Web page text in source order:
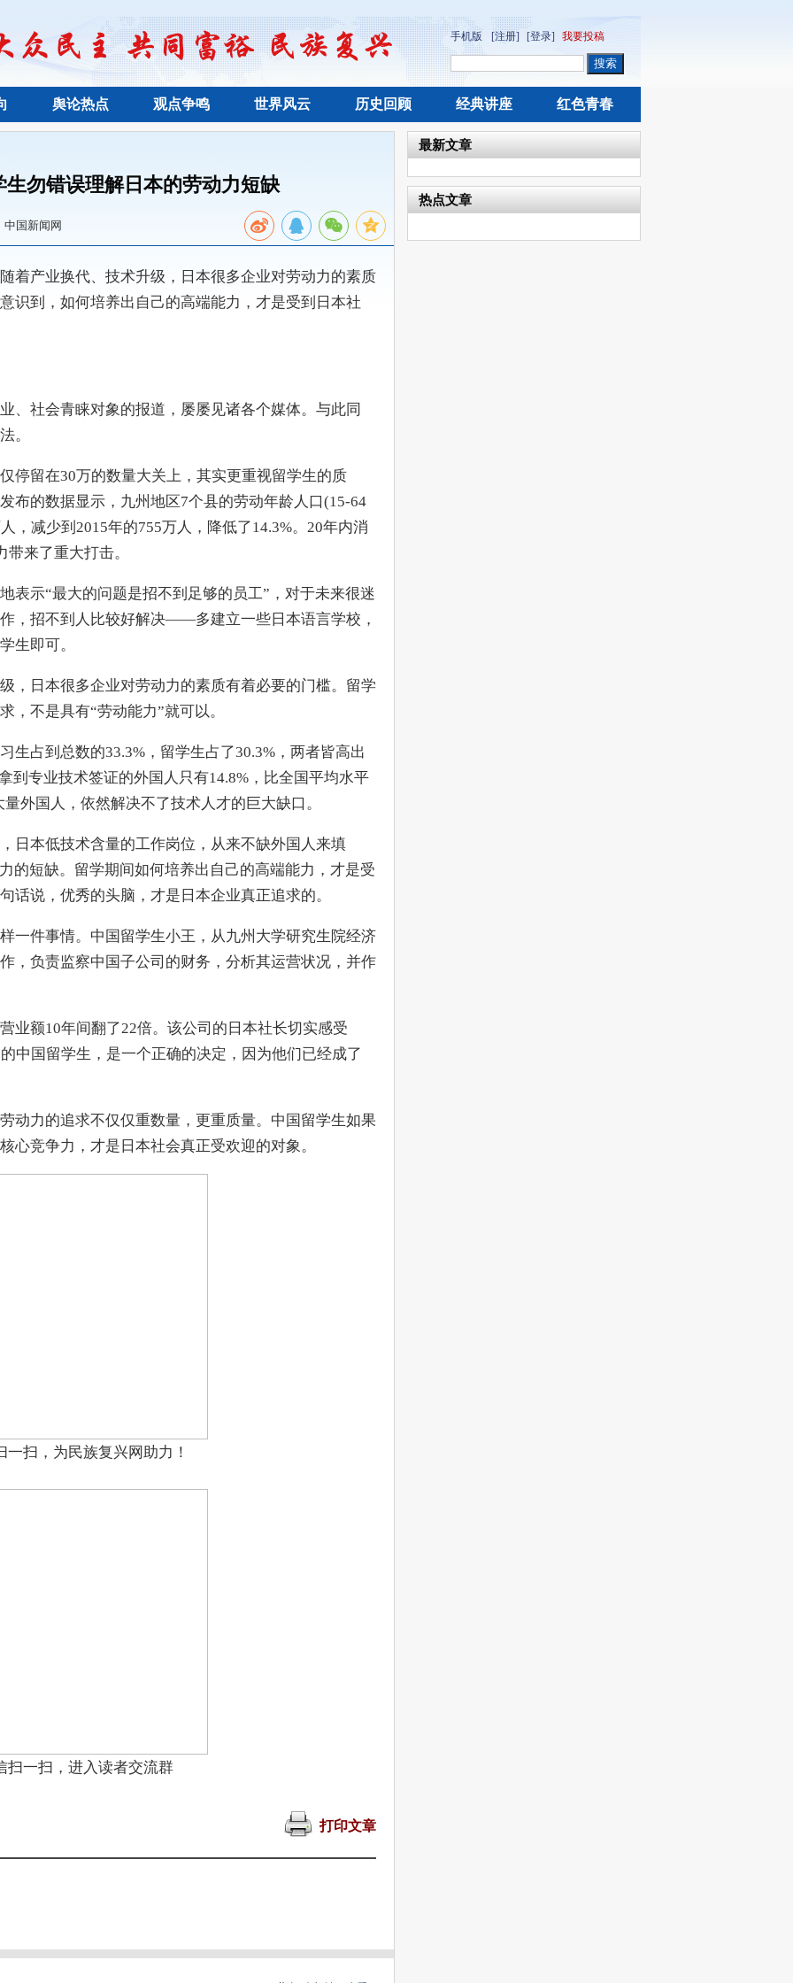
手机版 [注册] [登录] 我要投稿
舆论热点 观点争鸣 世界风云 历史回顾 经典讲座 红色青春
生勿错误理解日本的劳动力短缺
中国新闻网
产业换代、技术升级，日本很多企业对劳动力的素质
识到，如何培养出自己的高端能力，才是受到日本社
社会青睐对象的报道，屡屡见诸各个媒体。与此同
。
留在30万的数量大关上，其实更重视留学生的质
布的数据显示，九州地区7个县的劳动年龄人口(15-64
，减少到2015年的755万人，降低了14.3%。20年内消
来了重大打击。
示“最大的问题是招不到足够的员工”，对于未来很迷
，招不到人比较好解决——多建立一些日本语言学校，
生即可。
日本很多企业对劳动力的素质有着必要的门槛。留学
，不是具有“劳动能力”就可以。
占到总数的33.3%，留学生占了30.3%，两者皆高出
到专业技术签证的外国人只有14.8%，比全国平均水平
外国人，依然解决不了技术人才的巨大缺口。
本低技术含量的工作岗位，从来不缺外国人来填
的短缺。留学期间如何培养出自己的高端能力，才是受
话说，优秀的头脑，才是日本企业真正追求的。
件事情。中国留学生小王，从九州大学研究生院经济
，负责监察中国子公司的财务，分析其运营状况，并作
额10年间翻了22倍。该公司的日本社长切实感受
中国留学生，是一个正确的决定，因为他们已经成了
力的追求不仅仅重数量，更重质量。中国留学生如果
心竞争力，才是日本社会真正受欢迎的对象。
一扫，为民族复兴网助力！
扫一扫，进入读者交流群
打印文章
最新文章
热点文章